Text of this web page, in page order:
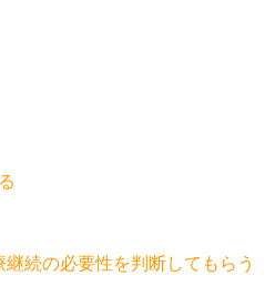
続の必要性を判断してもらう